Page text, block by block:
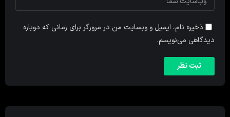
ذخیره نام، ایمیل و وبسایت من در مرورگر برای زمانی که دوباره
دیدگاهی می‌نویسم.